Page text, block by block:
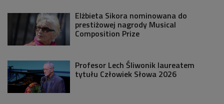
Elżbieta Sikora nominowana do
prestiżowej nagrody Musical
Composition Prize
Profesor Lech Śliwonik laureatem
tytułu Człowiek Słowa 2026